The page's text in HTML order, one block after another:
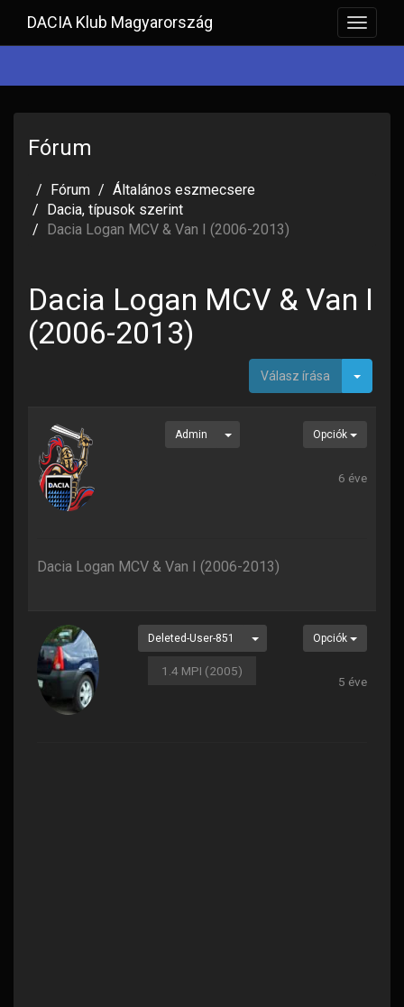
Toggle
DACIA Klub Magyarország
Fórum
Fórum
Általános eszmecsere
Dacia, típusok szerint
Dacia Logan MCV & Van I (2006-2013)
Dacia Logan MCV & Van I
(2006-2013)
Válasz írása Toggle
Admin Opciók
6 éve
Dacia Logan MCV & Van I (2006-2013)
Deleted-User-851
1.4 MPI (2005)
Opciók
5 éve